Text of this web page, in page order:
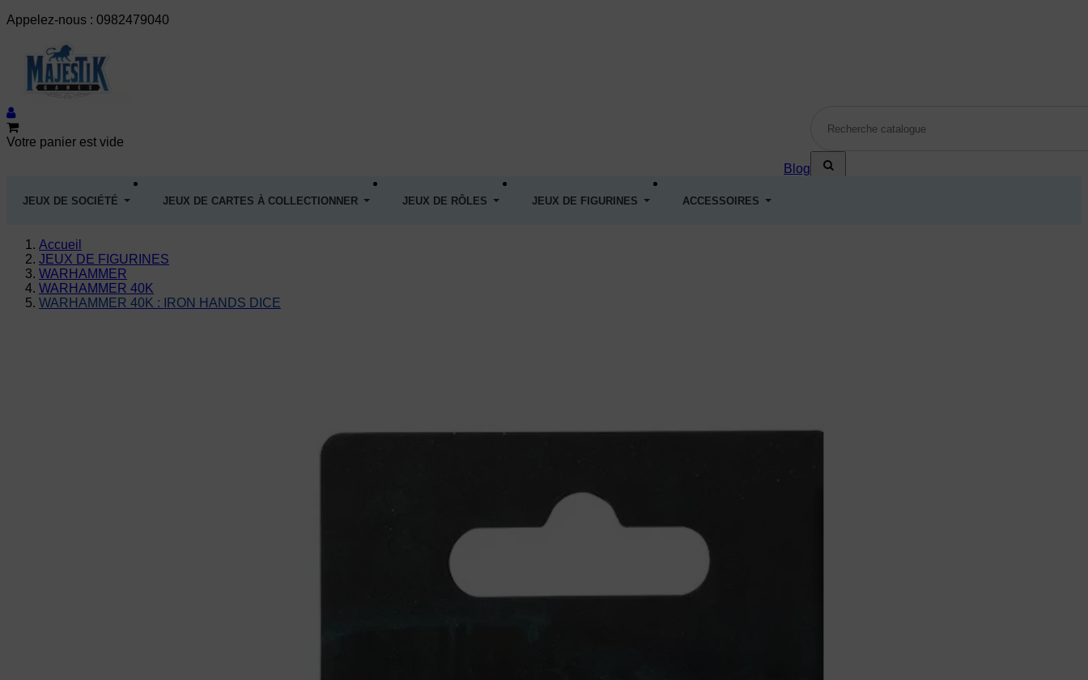
Appelez-nous : 0982479040
Votre panier est vide
Blog
JEUX DE SOCIÉTÉ JEUX DE CARTES À COLLECTIONNER JEUX DE RÔLES JEUX DE FIGURINES ACCESSOIRES
Accueil
JEUX DE FIGURINES
WARHAMMER
WARHAMMER 40K
WARHAMMER 40K : IRON HANDS DICE